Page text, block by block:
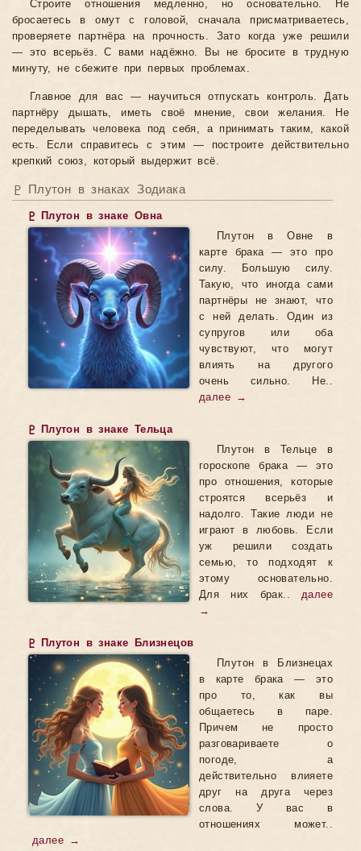
Строите отношения медленно, но основательно. Не
бросаетесь в омут с головой, сначала присматриваетесь,
проверяете партнёра на прочность. Зато когда уже решили
— это всерьёз. С вами надёжно. Вы не бросите в трудную
минуту, не сбежите при первых проблемах.
Главное для вас — научиться отпускать контроль. Дать
партнёру дышать, иметь своё мнение, свои желания. Не
переделывать человека под себя, а принимать таким, какой
есть. Если справитесь с этим — построите действительно
крепкий союз, который выдержит всё.
♇ Плутон в знаках Зодиака
♇ Плутон в знаке Овна
Плутон в Овне в
карте брака — это про
силу. Большую силу.
Такую, что иногда сами
партнёры не знают, что
с ней делать. Один из
супругов или оба
чувствуют, что могут
влиять на другого
очень сильно. Не..
далее →
♇ Плутон в знаке Тельца
Плутон в Тельце в
гороскопе брака — это
про отношения, которые
строятся всерьёз и
надолго. Такие люди не
играют в любовь. Если
уж решили создать
семью, то подходят к
этому основательно.
Для них брак.. далее
→
♇ Плутон в знаке Близнецов
Плутон в Близнецах
в карте брака — это
про то, как вы
общаетесь в паре.
Причем не просто
разговариваете о
погоде, а
действительно влияете
друг на друга через
слова. У вас в
отношениях может..
далее →